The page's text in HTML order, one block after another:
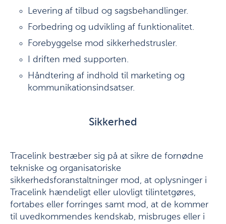
Levering af tilbud og sagsbehandlinger.
Forbedring og udvikling af funktionalitet.
Forebyggelse mod sikkerhedstrusler.
I driften med supporten.
Håndtering af indhold til marketing og
kommunikationsindsatser.
Sikkerhed
Tracelink bestræber sig på at sikre de fornødne
tekniske og organisatoriske
sikkerhedsforanstaltninger mod, at oplysninger i
Tracelink hændeligt eller ulovligt tilintetgøres,
fortabes eller forringes samt mod, at de kommer
til uvedkommendes kendskab, misbruges eller i